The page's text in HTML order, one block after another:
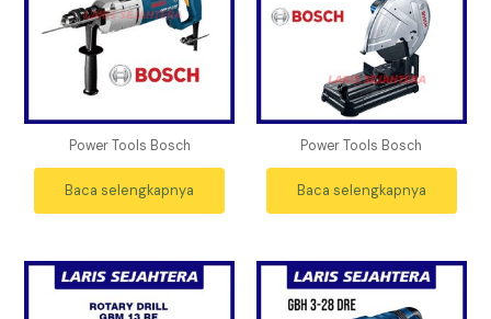
Power Tools Bosch
Baca selengkapnya
Power Tools Bosch
Baca selengkapnya